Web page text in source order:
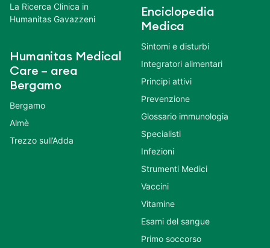
La Ricerca Clinica in
Humanitas Gavazzeni
Humanitas Medical
Care – area
Bergamo
Bergamo
Almè
Trezzo sull’Adda
Enciclopedia
Medica
Sintomi e disturbi
Integratori alimentari
Principi attivi
Prevenzione
Glossario immunologia
Specialisti
Infezioni
Strumenti Medici
Vaccini
Vitamine
Esami del sangue
Primo soccorso